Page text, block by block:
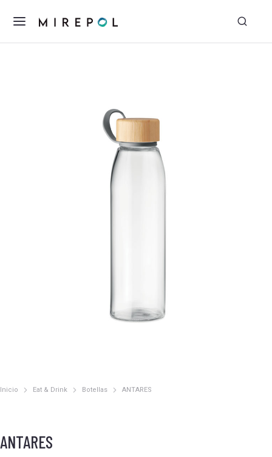
Estás aquí:
Inicio Eat & Drink Botellas ANTARES
ANTARES